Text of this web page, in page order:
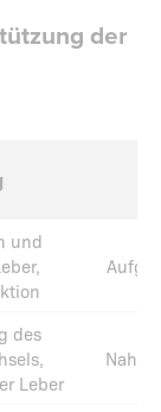
der
und
des
Leber